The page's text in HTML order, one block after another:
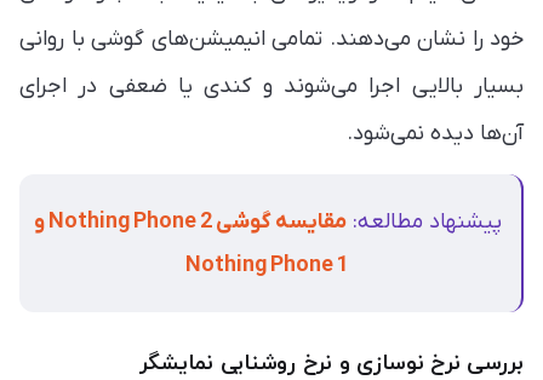
خود را نشان می‌دهند. تمامی انیمیشن‌های گوشی با روانی
بسیار بالایی اجرا می‌شوند و کندی یا ضعفی در اجرای
آن‌ها دیده نمی‌شود.
پیشنهاد مطالعه:
مقایسه گوشی Nothing Phone 2 و
Nothing Phone 1
بررسی نرخ نوسازی و نرخ روشنایی نمایشگر